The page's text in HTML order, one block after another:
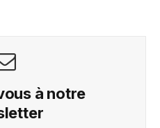
à notre